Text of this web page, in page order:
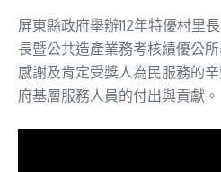
屏東縣政府舉辦112年特優村里
長暨公共造產業務考核績優公
感謝及肯定受獎人為民服務的
府基層服務人員的付出與貢獻。